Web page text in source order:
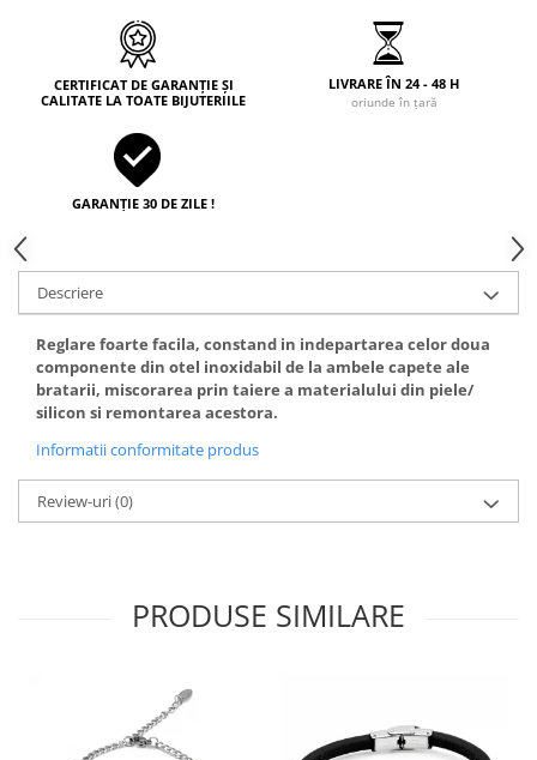
CERTIFICAT DE GARANȚIE ȘI
CALITATE LA TOATE BIJUTERIILE
LIVRARE ÎN 24 - 48 H
oriunde în țară
GARANȚIE 30 DE ZILE !
Descriere
Reglare foarte facila, constand in indepartarea celor doua
componente din otel inoxidabil de la ambele capete ale
bratarii, miscorarea prin taiere a materialului din piele/
silicon si remontarea acestora.
Informatii conformitate produs
Review-uri(0)
PRODUSE SIMILARE